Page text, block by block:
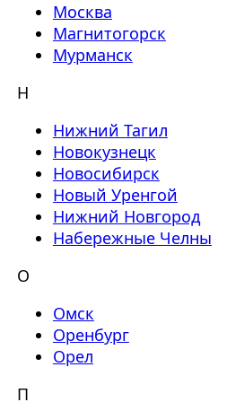
Москва
Магнитогорск
Мурманск
Н
Нижний Тагил
Новокузнецк
Новосибирск
Новый Уренгой
Нижний Новгород
Набережные Челны
О
Омск
Оренбург
Орел
П